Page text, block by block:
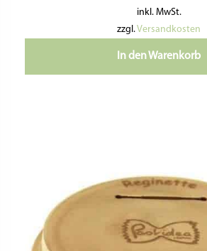
inkl. MwSt.
zzgl.Versandkosten
In den Warenkorb